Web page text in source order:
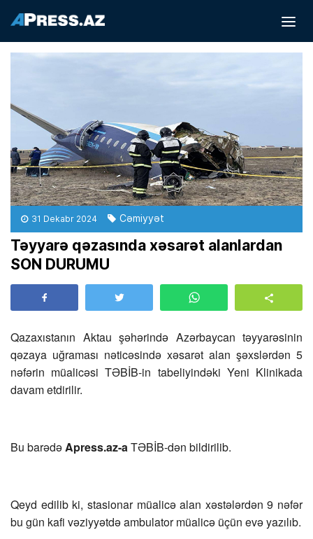
31 Dekabr 2024 Cəmiyyət
Təyyarə qəzasında xəsarət alanlardan
SON DURUMU
Qazaxıstanın Aktau şəhərində Azərbaycan təyyarəsinin
qəzaya uğraması nəticəsində xəsarət alan şəxslərdən 5
nəfərin müalicəsi TƏBİB-in tabeliyindəki Yeni Klinikada
davam etdirilir.
Bu barədəApress.az-aTƏBİB-dən bildirilib.
Qeyd edilib ki, stasionar müalicə alan xəstələrdən 9 nəfər
bu gün kafi vəziyyətdə ambulator müalicə üçün evə yazılıb.